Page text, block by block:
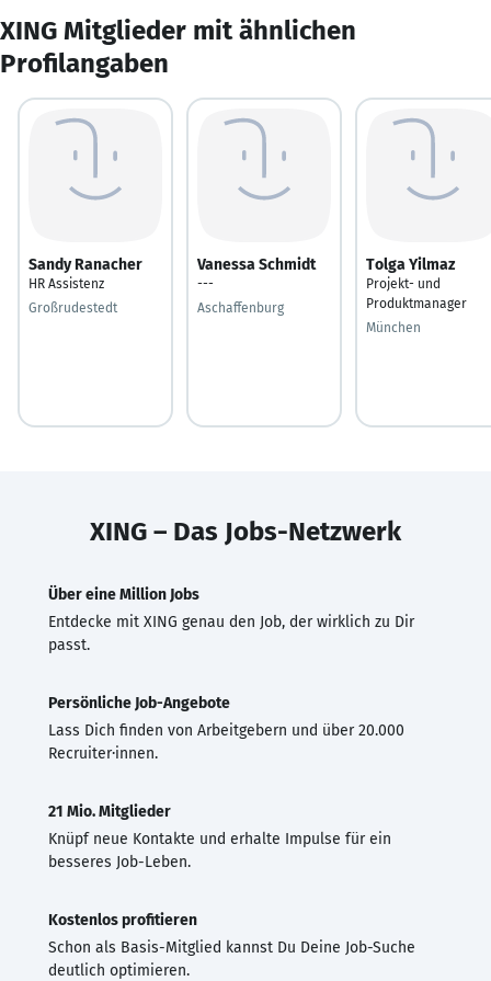
XING Mitglieder mit ähnlichen
Profilangaben
Sandy Ranacher
HR Assistenz
Großrudestedt
Vanessa Schmidt
---
Aschaffenburg
Tolga Yilmaz
Projekt- und
Produktmanager
München
XING – Das Jobs-Netzwerk
Über eine Million Jobs
Entdecke mit XING genau den Job, der wirklich zu Dir
passt.
Persönliche Job-Angebote
Lass Dich finden von Arbeitgebern und über 20.000
Recruiter·innen.
21 Mio. Mitglieder
Knüpf neue Kontakte und erhalte Impulse für ein
besseres Job-Leben.
Kostenlos profitieren
Schon als Basis-Mitglied kannst Du Deine Job-Suche
deutlich optimieren.